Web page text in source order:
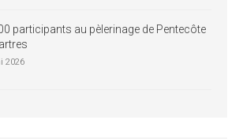
participants au pèlerinage de Pentecôte
2026